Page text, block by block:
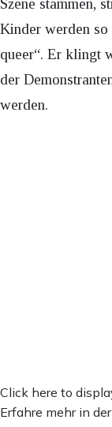
Szene stammen,
Kinder werden
queer“. Er klingt
der
werden.
Inhalt
von
Click here to
Erfahre mehr in der